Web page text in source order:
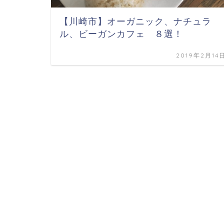
【川崎市】オーガニック、ナチュラ
ル、ビーガンカフェ ８選！
2019年2月14